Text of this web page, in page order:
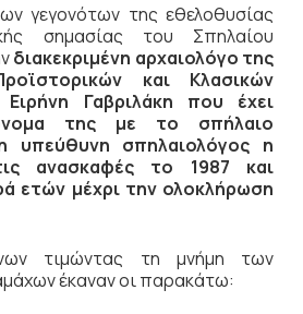
γεγονότων της εθελοθυσίας
σημασίας του Σπηλαίου
διακεκριμένη αρχαιολόγο της
και Κλασικών
Γαβριλάκη που έχει
της με το σπήλαιο
υπεύθυνη σπηλαιολόγος η
ανασκαφές το 1987 και
ετών μέχρι την ολοκλήρωση
τιμώντας τη μνήμη των
έκαναν οι παρακάτω: